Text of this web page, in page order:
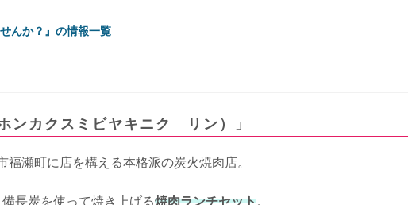
んか？』の情報一覧
ンカクスミビヤキニク リン）」
福瀬町に店を構える本格派の炭火焼肉店。
長炭を使って焼き上げる焼肉ランチセット。